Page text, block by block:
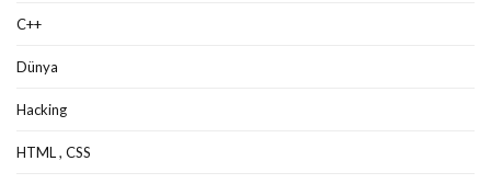
C++
Dünya
Hacking
HTML , CSS